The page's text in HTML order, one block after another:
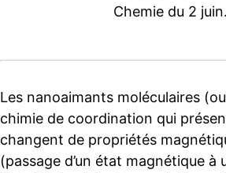
Chemie du 2 juin.
Les nanoaimants moléculaires
chimie de coordination qui
changent de propriétés
(passage d’un état magnétique